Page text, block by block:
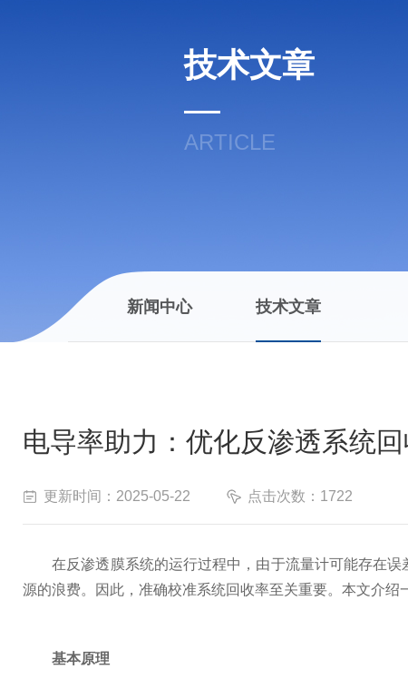
技术文章
ARTICLE
新闻中心 技术文章
电导率助力：优化反渗透系统
更新时间：2025-05-22 点击次数：1722
在反渗透膜系统的运行过程中，由于流量计可能存在误
源的浪费。因此，准确校准系统回收率至关重要。本文介绍
基本原理